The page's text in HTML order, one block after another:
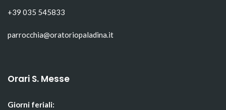
+39 035 545833
parrocchia@oratoriopaladina.it
Orari S. Messe
Giorni feriali: